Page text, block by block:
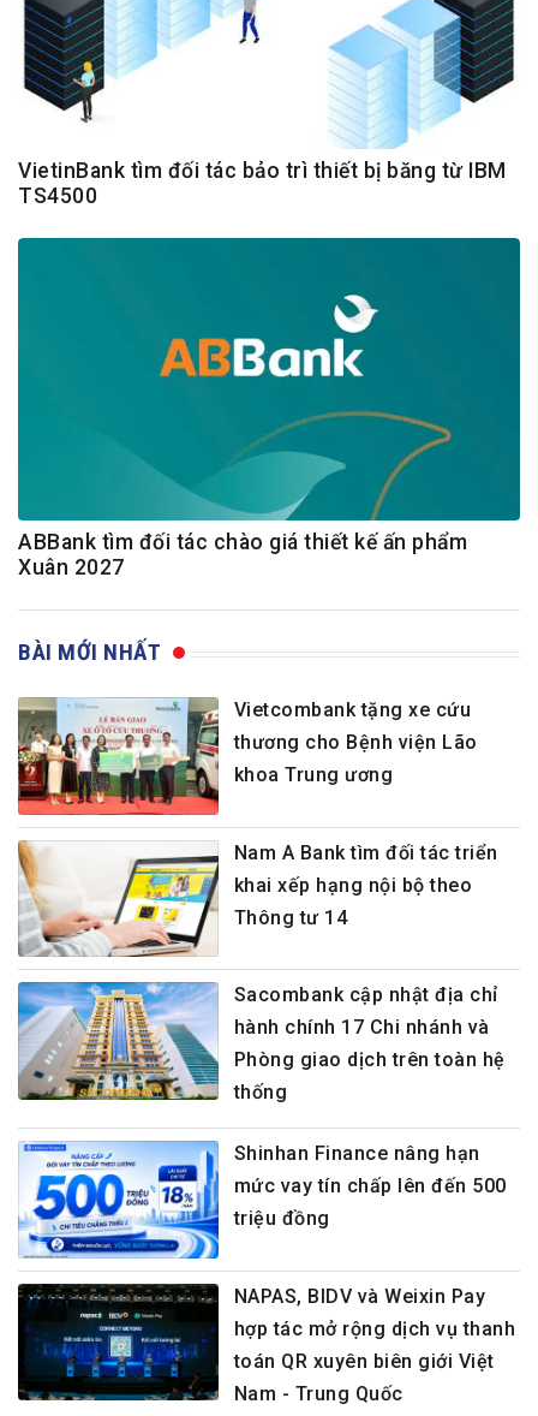
VietinBank tìm đối tác bảo trì thiết bị băng từ IBM
TS4500
ABBank tìm đối tác chào giá thiết kế ấn phẩm
Xuân 2027
BÀI MỚI NHẤT
Vietcombank tặng xe cứu
thương cho Bệnh viện Lão
khoa Trung ương
Nam A Bank tìm đối tác triển
khai xếp hạng nội bộ theo
Thông tư 14
Sacombank cập nhật địa chỉ
hành chính 17 Chi nhánh và
Phòng giao dịch trên toàn hệ
thống
Shinhan Finance nâng hạn
mức vay tín chấp lên đến 500
triệu đồng
NAPAS, BIDV và Weixin Pay
hợp tác mở rộng dịch vụ thanh
toán QR xuyên biên giới Việt
Nam - Trung Quốc